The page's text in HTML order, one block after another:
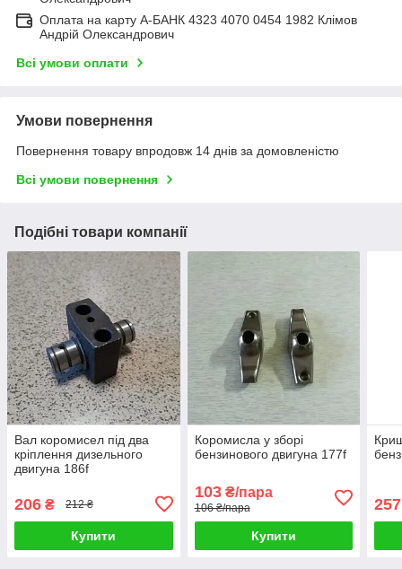
Оплата на карту А-БАНК 4323 4070 0454 1982 Клімов
Андрій Олександрович
Всі умови оплати
Умови повернення
Повернення товару впродовж 14 днів за домовленістю
Всі умови повернення
Подібні товари компанії
Вал коромисел під два
кріплення дизельного
двигуна 186f
206 ₴ 212 ₴
Купити
Коромисла у зборі
бензинового двигуна 177f
103₴/пара
106 ₴/пара
Купити
257